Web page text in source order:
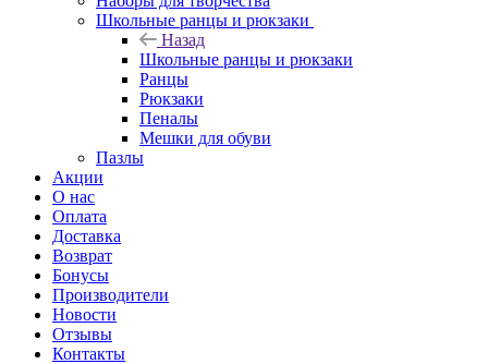
Школьные ранцы и рюкзаки
Назад
Школьные ранцы и рюкзаки
Ранцы
Рюкзаки
Пеналы
Мешки для обуви
Пазлы
Акции
О нас
Оплата
Доставка
Возврат
Бонусы
Производители
Новости
Отзывы
Контакты